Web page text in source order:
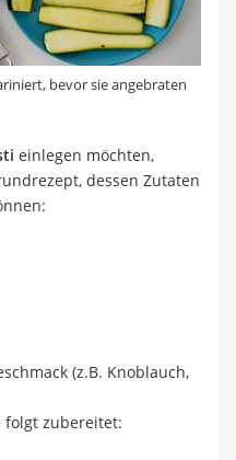
bevor sie angebraten
einlegen möchten,
dessen Zutaten
(z.B. Knoblauch,
folgt zubereitet: